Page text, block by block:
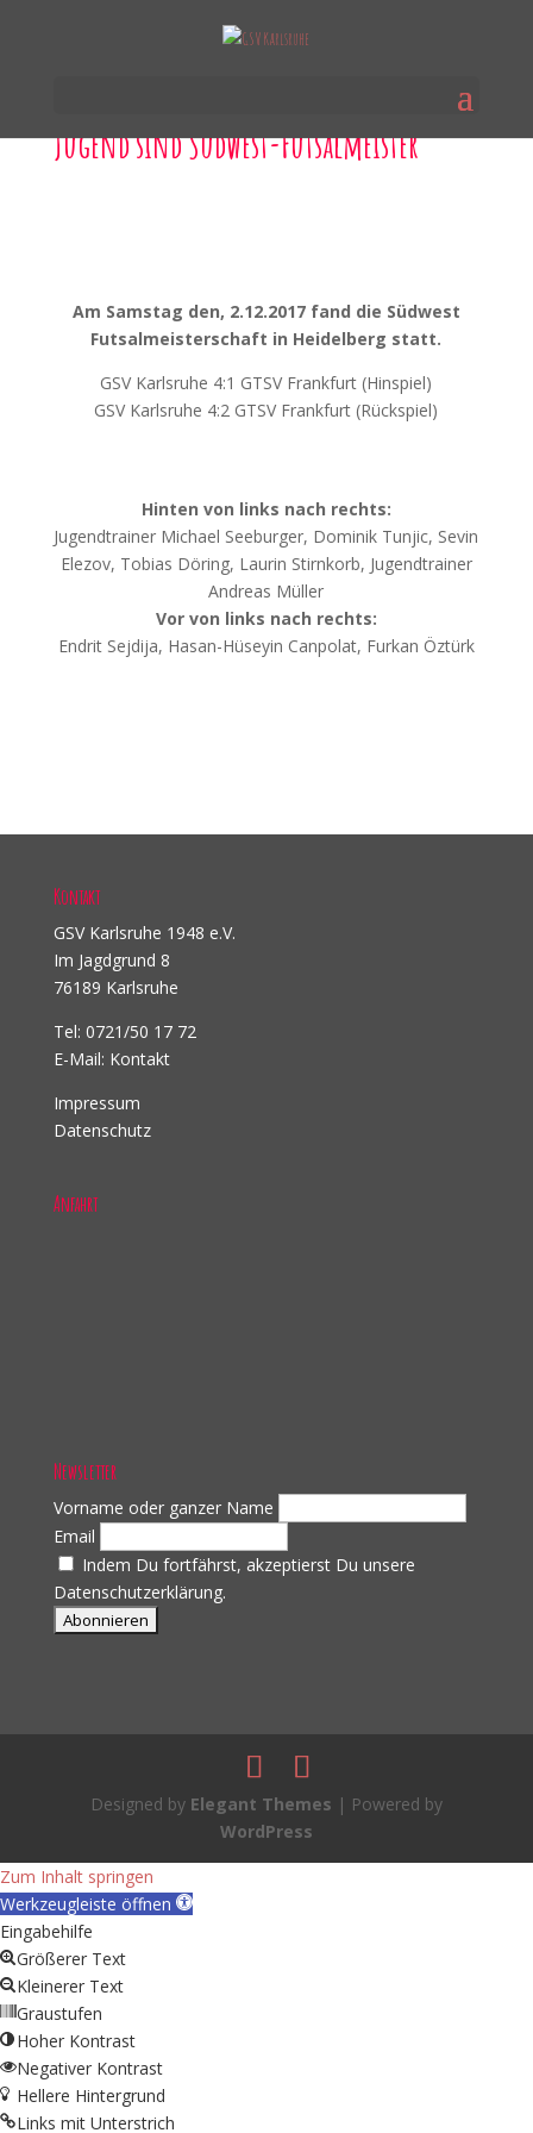
Jugend sind Südwest-Futsalmeister
Am Samstag den, 2.12.2017 fand die Südwest
Futsalmeisterschaft in Heidelberg statt.
GSV Karlsruhe 4:1 GTSV Frankfurt (Hinspiel)
GSV Karlsruhe 4:2 GTSV Frankfurt (Rückspiel)
Hinten von links nach rechts:
Jugendtrainer Michael Seeburger, Dominik Tunjic, Sevin
Elezov, Tobias Döring, Laurin Stirnkorb, Jugendtrainer
Andreas Müller
Vor von links nach rechts:
Endrit Sejdija, Hasan-Hüseyin Canpolat, Furkan Öztürk
Kontakt
GSV Karlsruhe 1948 e.V.
Im Jagdgrund 8
76189 Karlsruhe
Tel: 0721/50 17 72
E-Mail: Kontakt
Impressum
Datenschutz
Anfahrt
Newsletter
Vorname oder ganzer Name
Email
Indem Du fortfährst, akzeptierst Du unsere
Datenschutzerklärung.
Designed by Elegant Themes | Powered by
WordPress
Zum Inhalt springen
Werkzeugleiste öffnen
Eingabehilfe
Größerer Text
Kleinerer Text
Graustufen
Hoher Kontrast
Negativer Kontrast
Hellere Hintergrund
Links mit Unterstrich